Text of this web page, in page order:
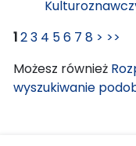
123 4 56 7 8 > >>
Możesz również
wyszukiwanie